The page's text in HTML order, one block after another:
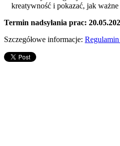
kreatywność i pokazać, jak
Termin nadsyłania prac:
Szczegółowe informacje: